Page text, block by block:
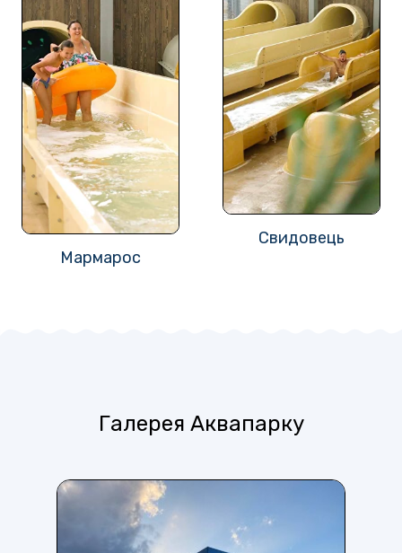
Мармарос
Свидовець
Галерея Аквапарку